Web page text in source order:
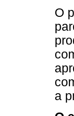
O
a